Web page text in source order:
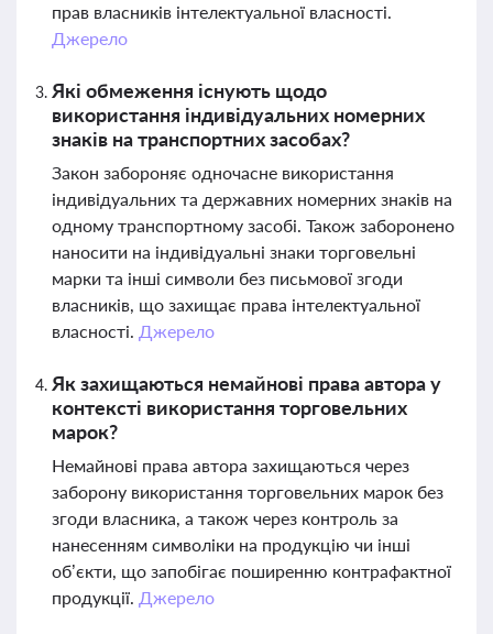
прав власників інтелектуальної власності.
Джерело
Які обмеження існують щодо
використання індивідуальних номерних
знаків на транспортних засобах?
Закон забороняє одночасне використання
індивідуальних та державних номерних знаків на
одному транспортному засобі. Також заборонено
наносити на індивідуальні знаки торговельні
марки та інші символи без письмової згоди
власників, що захищає права інтелектуальної
власності. Джерело
Як захищаються немайнові права автора у
контексті використання торговельних
марок?
Немайнові права автора захищаються через
заборону використання торговельних марок без
згоди власника, а також через контроль за
нанесенням символіки на продукцію чи інші
об’єкти, що запобігає поширенню контрафактної
продукції. Джерело